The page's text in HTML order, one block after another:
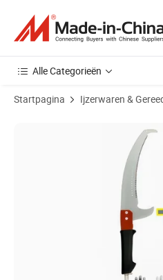
Alle Categorieën
Startpagina Ijzerwaren &
Productafbeeldingen van 13FT